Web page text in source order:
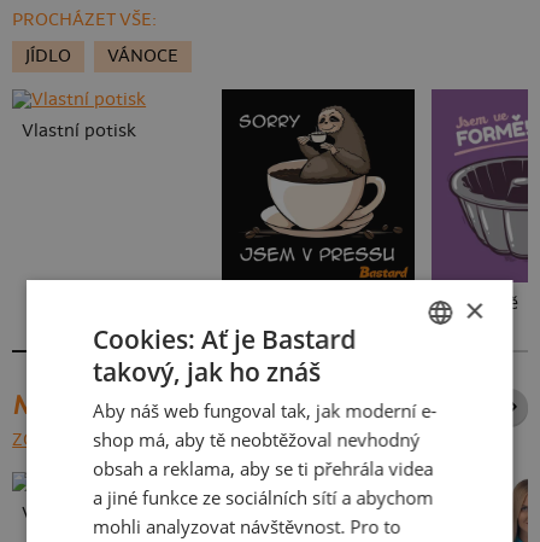
PROCHÁZET VŠE:
JÍDLO
VÁNOCE
Vlastní potisk
Ve formě
NEJPRODÁVANĚJŠÍ POTISKY
ZOBRAZIT VŠECHNY
Vlastní potisk
SLOVAK
×
Cookies: Ať je Bastard
takový, jak ho znáš
Aby náš web fungoval tak, jak moderní e-
shop má, aby tě neobtěžoval nevhodný
obsah a reklama, aby se ti přehrála videa
a jiné funkce ze sociálních sítí a abychom
mohli analyzovat návštěvnost. Pro to